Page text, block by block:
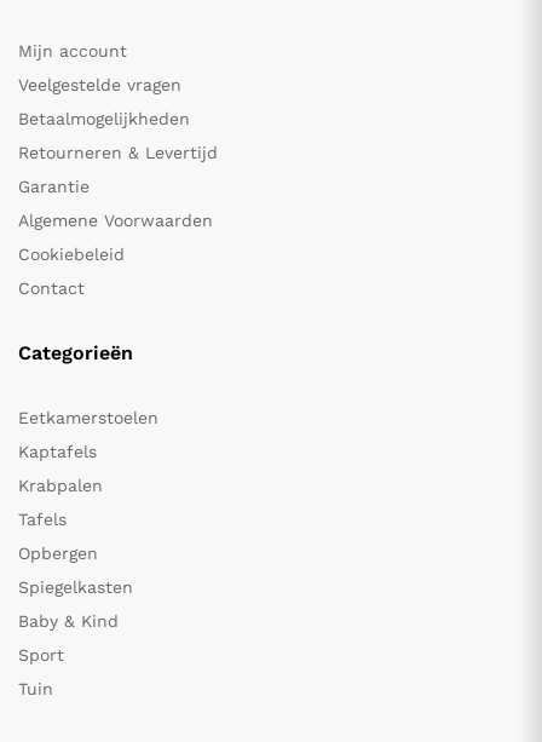
Mijn account
Veelgestelde vragen
Betaalmogelijkheden
Retourneren & Levertijd
Garantie
Algemene Voorwaarden
Cookiebeleid
Contact
Categorieën
Eetkamerstoelen
Kaptafels
Krabpalen
Tafels
Opbergen
Spiegelkasten
Baby & Kind
Sport
Tuin